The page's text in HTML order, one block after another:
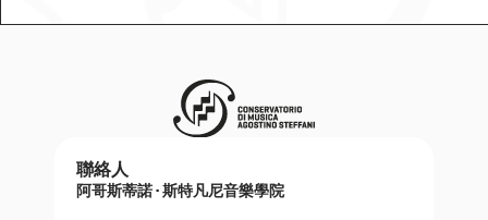
聯絡人
阿哥斯蒂諾 · 斯特凡尼音樂學院